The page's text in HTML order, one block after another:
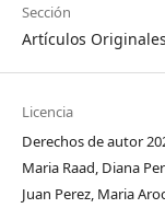
Sección
Artículos Originales
Licencia
Derechos de autor
Maria Raad, Diana
Juan Perez, Maria